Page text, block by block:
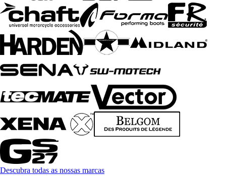
Descubra todas as nossas marcas